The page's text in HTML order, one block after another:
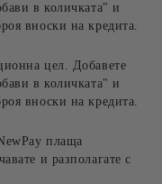
в количката" и
вноски на кредита.
цел. Добавете
в количката" и
вноски на кредита.
плаща
и разполагате с